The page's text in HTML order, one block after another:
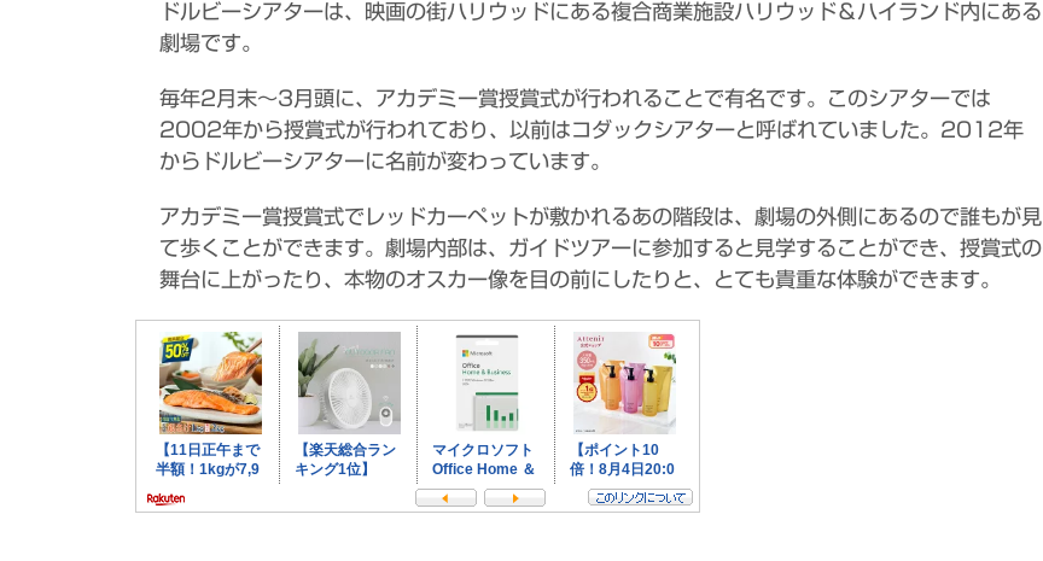
ドルビーシアターは、映画の街ハリウッドにある複合商業施設ハリウッド＆ハイランド内にある
劇場です。
毎年2月末～3月頭に、アカデミー賞授賞式が行われることで有名です。このシアターでは
2002年から授賞式が行われており、以前はコダックシアターと呼ばれていました。2012年
からドルビーシアターに名前が変わっています。
アカデミー賞授賞式でレッドカーペットが敷かれるあの階段は、劇場の外側にあるので誰もが見
て歩くことができます。劇場内部は、ガイドツアーに参加すると見学することができ、授賞式の
舞台に上がったり、本物のオスカー像を目の前にしたりと、とても貴重な体験ができます。